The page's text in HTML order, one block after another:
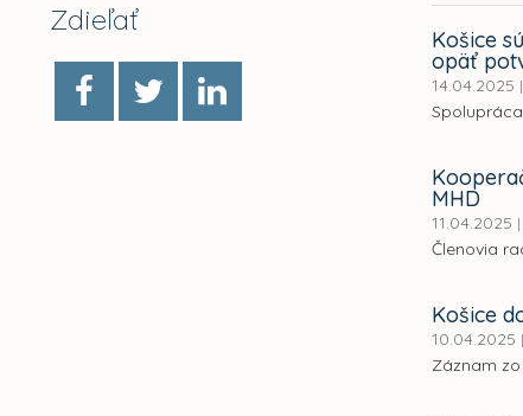
Zdieľať
Košice
opäť
14.04.2025 |
MHD
11.04.2025 |
Členovia
Košice
10.04.2025 |
Záznam